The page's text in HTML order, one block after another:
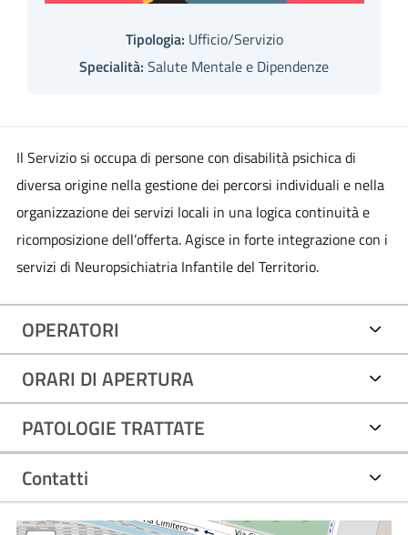
Tipologia: Ufficio/Servizio
Specialità: Salute Mentale e Dipendenze
Il Servizio si occupa di persone con disabilità psichica di
diversa origine nella gestione dei percorsi individuali e nella
organizzazione dei servizi locali in una logica continuità e
ricomposizione dell’offerta. Agisce in forte integrazione con i
servizi di Neuropsichiatria Infantile del Territorio.
OPERATORI
ORARI DI APERTURA
PATOLOGIE TRATTATE
Contatti